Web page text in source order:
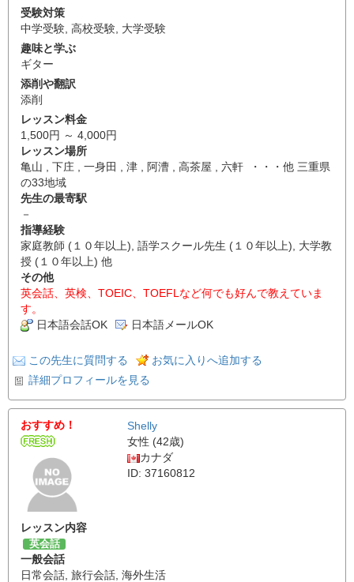
受験対策
中学受験 高校受験 大学受験
趣味と学ぶ
ギター
添削や翻訳
添削
レッスン料金
1,500円 ～ 4,000円
レッスン場所
亀山 , 下庄 , 一身田 , 津 , 阿漕 , 高茶屋 , 六軒 ・・・他 三重県
の33地域
先生の最寄駅
－
指導経験
家庭教師 (１０年以上), 語学スクール先生 (１０年以上), 大学教
授 (１０年以上) 他
その他
英会話、英検、TOEIC、TOEFLなど何でも好んで教えていま
す。
日本語会話OK
日本語メールOK
この先生に質問する
お気に入りへ追加する
詳細プロフィールを見る
おすすめ！
Shelly
女性 (42歳)
カナダ
ID: 37160812
レッスン内容
英会話
一般会話
日常会話 旅行会話 海外生活